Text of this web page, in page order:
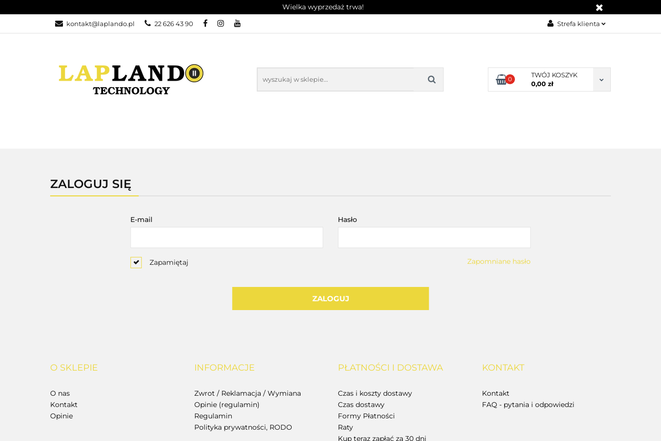
Wielka wyprzedaż trwa!
kontakt@laplando.pl 22 626 43 90 Strefa klienta
Dodaj zgłoszenie
0
TWÓJ KOSZYK
0,00 zł
LAPTOPY KOMPUTERY WYPRZEDAŻ OPINIE FAQ CENTRUM POMOCY
ZALOGUJ SIĘ
E-mail Hasło
Zapamiętaj Zapomniane hasło
ZALOGUJ
O SKLEPIE
O nas
Kontakt
Opinie
INFORMACJE
Zwrot / Reklamacja / Wymiana
Opinie (regulamin)
Regulamin
Polityka prywatności, RODO
PŁATNOŚCI I DOSTAWA
Czas i koszty dostawy
Czas dostawy
Formy Płatności
Raty
Kup teraz zapłać za 30 dni
KONTAKT
Kontakt
FAQ - pytania i odpowiedzi